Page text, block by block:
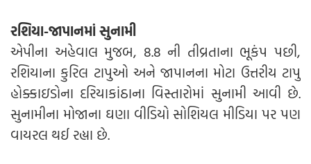
રશિયા-જાપાનમાં સુનામી
એપીના અહેવાલ મુજબ, 8.8 ની તીવ્રતાના ભૂકંપ પછી,
રશિયાના કુરિલ ટાપુઓ અને જાપાનના મોટા ઉત્તરીય ટાપુ
હોક્કાઇડોના દરિયાકાંઠાના વિસ્તારોમાં સુનામી આવી છે.
સુનામીના મોજાના ઘણા વીડિયો સોશિયલ મીડિયા પર પણ
વાયરલ થઈ રહ્યા છે.